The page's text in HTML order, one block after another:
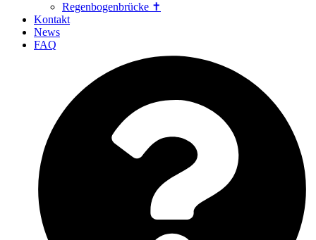
Regenbogenbrücke ✝
Kontakt
News
FAQ